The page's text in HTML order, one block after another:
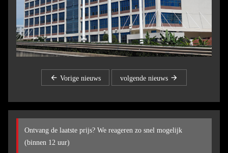
Vorige nieuws volgende nieuws
Ontvang de laatste prijs? We reageren zo snel mogelijk
(binnen 12 uur)